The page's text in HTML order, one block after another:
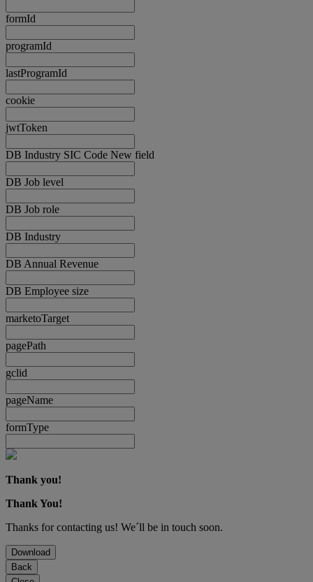
formId
programId
lastProgramId
cookie
jwtToken
DB Industry SIC Code New field
DB Job level
DB Job role
DB Industry
DB Annual Revenue
DB Employee size
marketoTarget
pagePath
gclid
pageName
formType
Thank you!
Thank You!
Thanks for contacting us! We´ll be in touch soon.
Download
Back